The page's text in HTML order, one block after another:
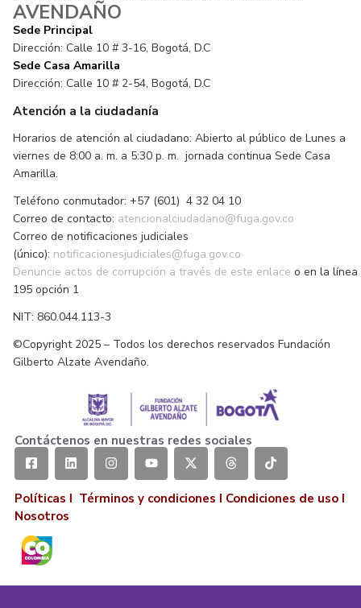
AVENDAÑO
Sede Principal
Dirección: Calle 10 # 3-16, Bogotá, D.C
Sede Casa Amarilla
Dirección: Calle 10 # 2-54, Bogotá, D.C
Atención a la ciudadanía
Horarios de atención al ciudadano: Abierto al público de Lunes a
viernes de 8:00 a. m. a 5:30 p. m. jornada continua Sede Casa
Amarilla.
Teléfono conmutador: +57 (601) 4 32 04 10
Correo de contacto: atencionalciudadano@fuga.gov.co
Correo de notificaciones judiciales
(único): notificacionesjudiciales@fuga.gov.co
Denuncie actos de corrupción a través de este enlace o en la línea
195 opción 1
NIT: 860.044.113-3
©Copyright 2025 – Todos los derechos reservados Fundación
Gilberto Alzate Avendaño.
Contáctenos en nuestras redes sociales
Políticas I Términos y condiciones I Condiciones de uso I
Nosotros